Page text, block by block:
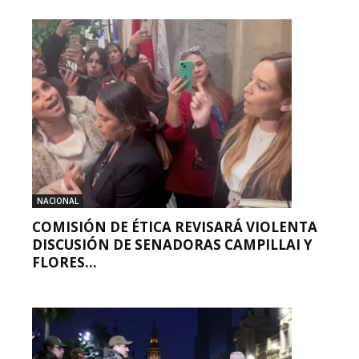
NACIONAL
COMISIÓN DE ÉTICA REVISARÁ VIOLENTA
DISCUSIÓN DE SENADORAS CAMPILLAI Y
FLORES...